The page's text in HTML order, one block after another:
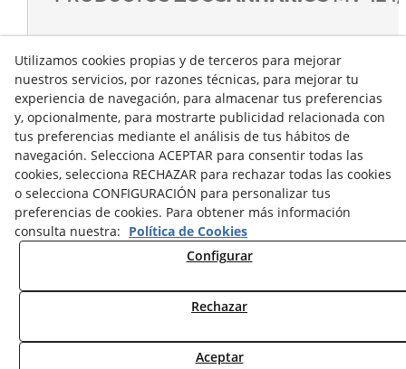
Utilizamos cookies propias y de terceros para mejorar
nuestros servicios, por razones técnicas, para mejorar tu
experiencia de navegación, para almacenar tus preferencias
y, opcionalmente, para mostrarte publicidad relacionada con
tus preferencias mediante el análisis de tus hábitos de
navegación. Selecciona ACEPTAR para consentir todas las
cookies, selecciona RECHAZAR para rechazar todas las cookies
o selecciona CONFIGURACIÓN para personalizar tus
preferencias de cookies. Para obtener más información
consulta nuestra: Política de Cookies
Configurar
Rechazar
Aceptar